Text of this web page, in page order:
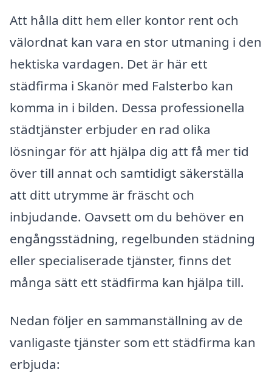
Att hålla ditt hem eller kontor rent och
välordnat kan vara en stor utmaning i den
hektiska vardagen. Det är här ett
städfirma i Skanör med Falsterbo kan
komma in i bilden. Dessa professionella
städtjänster erbjuder en rad olika
lösningar för att hjälpa dig att få mer tid
över till annat och samtidigt säkerställa
att ditt utrymme är fräscht och
inbjudande. Oavsett om du behöver en
engångsstädning, regelbunden städning
eller specialiserade tjänster, finns det
många sätt ett städfirma kan hjälpa till.
Nedan följer en sammanställning av de
vanligaste tjänster som ett städfirma kan
erbjuda: